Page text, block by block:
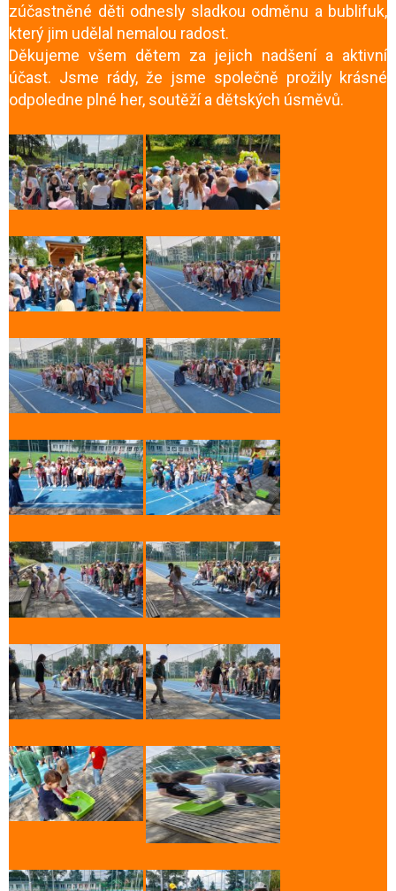
zúčastněné děti odnesly sladkou odměnu a bublifuk,
který jim udělal nemalou radost.
Děkujeme všem dětem za jejich nadšení a aktivní
účast. Jsme rády, že jsme společně prožily krásné
odpoledne plné her, soutěží a dětských úsměvů.